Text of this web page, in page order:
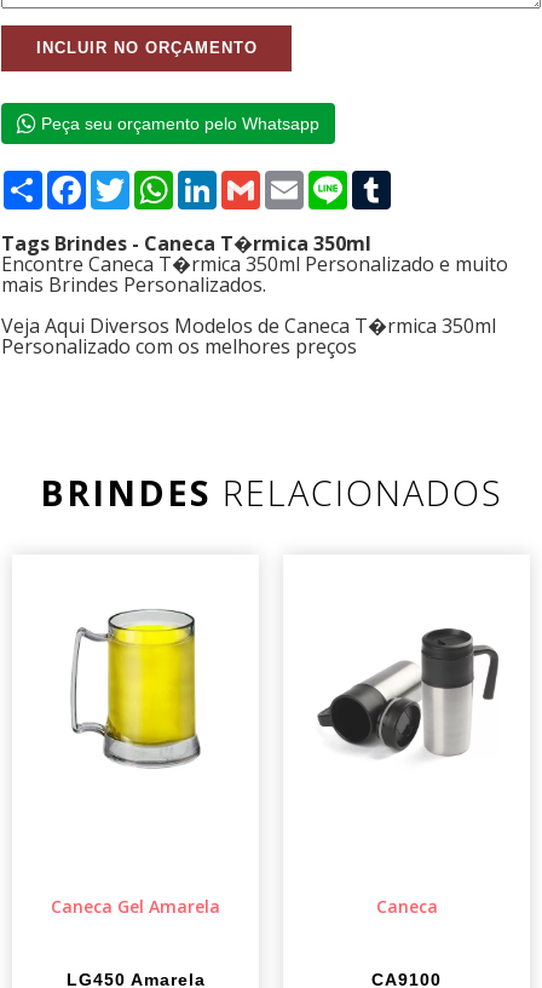
Peça seu orçamento pelo Whatsapp
Compartilhar
Facebook
TwitterWhatsApp
LinkedIn
GmailEmailLine
Tags Brindes - Caneca T�rmica 350ml
Encontre Caneca T�rmica 350ml Personalizado e muito
mais Brindes Personalizados.
Veja Aqui Diversos Modelos de Caneca T�rmica 350ml
Personalizado com os melhores preços
BRINDES RELACIONADOS
Caneca Gel Amarela
LG450 Amarela
Caneca
CA9100